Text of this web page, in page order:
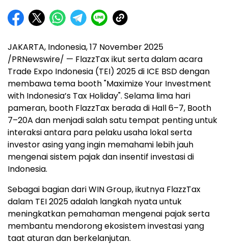
JAKARTA, Indonesia,17 November 2025
/PRNewswire/ — FlazzTax ikut serta dalam acara
Trade Expo Indonesia (TEI) 2025 di ICE BSD dengan
membawa tema booth "Maximize Your Investment
with Indonesia’s Tax Holiday". Selama lima hari
pameran, booth FlazzTax berada di Hall 6–7, Booth
7–20A dan menjadi salah satu tempat penting untuk
interaksi antara para pelaku usaha lokal serta
investor asing yang ingin memahami lebih jauh
mengenai sistem pajak dan insentif investasi di
Indonesia.
Sebagai bagian dari WIN Group, ikutnya FlazzTax
dalam TEI 2025 adalah langkah nyata untuk
meningkatkan pemahaman mengenai pajak serta
membantu mendorong ekosistem investasi yang
taat aturan dan berkelanjutan.